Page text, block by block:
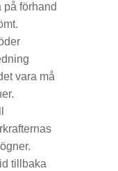
på förhand
vara må
tillbaka